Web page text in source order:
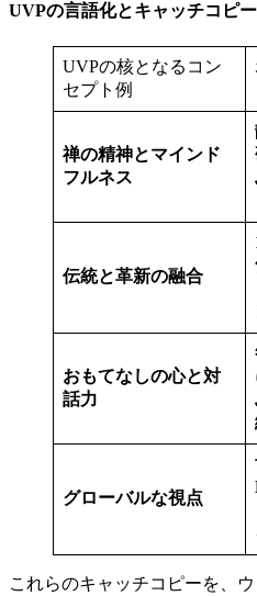
UVPの言語化とキャッチコピ
UVPの核となるコン
セプト例
禅の精神とマインド
フルネス
伝統と革新の融合
おもてなしの心と対
話力
グローバルな視点
これらのキャッチコピーを、